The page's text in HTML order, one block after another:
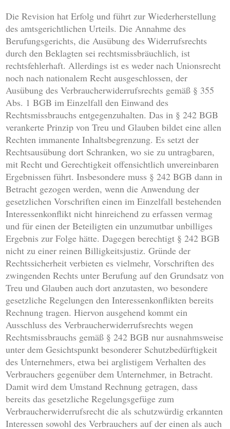
Die Revision hat Erfolg und führt zur Wiederherstellung
des amtsgerichtlichen Urteils. Die Annahme des
Berufungsgerichts, die Ausübung des Widerrufsrechts
durch den Beklagten sei rechtsmissbräuchlich, ist
rechtsfehlerhaft. Allerdings ist es weder nach Unionsrecht
noch nach nationalem Recht ausgeschlossen, der
Ausübung des Verbraucherwiderrufsrechts gemäß § 355
Abs. 1 BGB im Einzelfall den Einwand des
Rechtsmissbrauchs entgegenzuhalten. Das in § 242 BGB
verankerte Prinzip von Treu und Glauben bildet eine allen
Rechten immanente Inhaltsbegrenzung. Es setzt der
Rechtsausübung dort Schranken, wo sie zu untragbaren,
mit Recht und Gerechtigkeit offensichtlich unvereinbaren
Ergebnissen führt. Insbesondere muss § 242 BGB dann in
Betracht gezogen werden, wenn die Anwendung der
gesetzlichen Vorschriften einen im Einzelfall bestehenden
Interessenkonflikt nicht hinreichend zu erfassen vermag
und für einen der Beteiligten ein unzumutbar unbilliges
Ergebnis zur Folge hätte. Dagegen berechtigt § 242 BGB
nicht zu einer reinen Billigkeitsjustiz. Gründe der
Rechtssicherheit verbieten es vielmehr, Vorschriften des
zwingenden Rechts unter Berufung auf den Grundsatz von
Treu und Glauben auch dort anzutasten, wo besondere
gesetzliche Regelungen den Interessenkonflikten bereits
Rechnung tragen. Hiervon ausgehend kommt ein
Ausschluss des Verbraucherwiderrufsrechts wegen
Rechtsmissbrauchs gemäß § 242 BGB nur ausnahmsweise
unter dem Gesichtspunkt besonderer Schutzbedürftigkeit
des Unternehmers, etwa bei arglistigem Verhalten des
Verbrauchers gegenüber dem Unternehmer, in Betracht.
Damit wird dem Umstand Rechnung getragen, dass
bereits das gesetzliche Regelungsgefüge zum
Verbraucherwiderrufsrecht die als schutzwürdig erkannten
Interessen sowohl des Verbrauchers auf der einen als auch